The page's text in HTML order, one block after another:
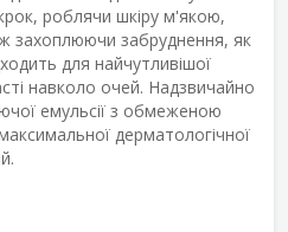
роблячи шкіру м'якою,
захоплюючи забруднення, як
для найчутливішої
навколо очей. Надзвичайно
емульсії з обмеженою
максимальної дерматологічної